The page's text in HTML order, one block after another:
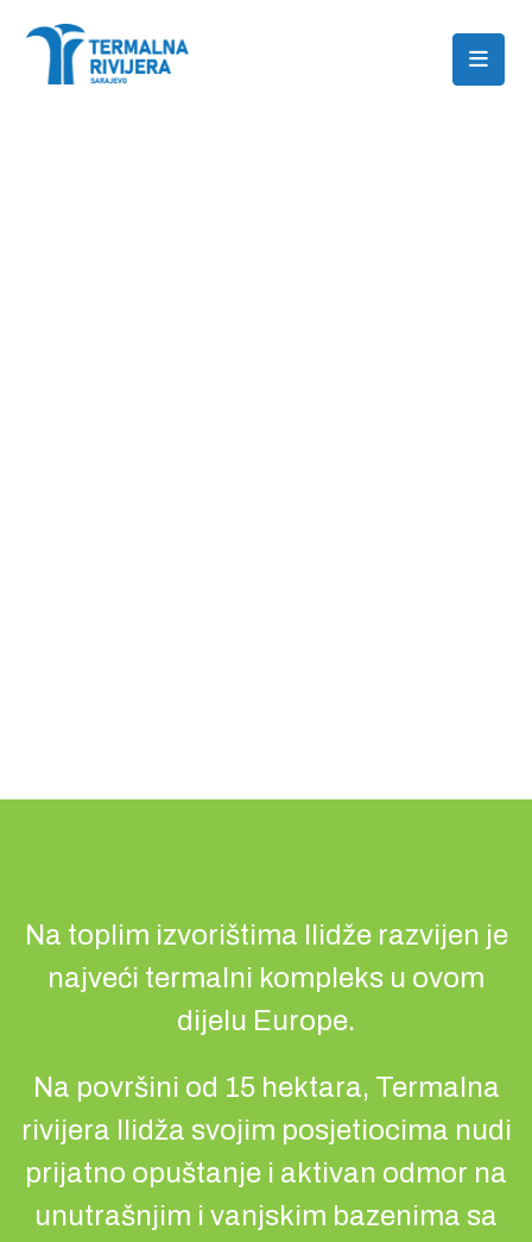
Na toplim izvorištima Ilidže razvijen je
najveći termalni kompleks u ovom
dijelu Europe.
Na površini od 15 hektara, Termalna
rivijera Ilidža svojim posjetiocima nudi
prijatno opuštanje i aktivan odmor na
unutrašnjim i vanjskim bazenima sa